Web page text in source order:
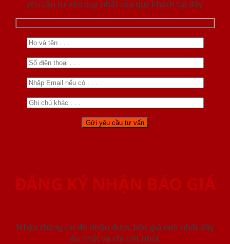
yêu cầu tư vấn duy nhất của quý khách tại đây.
ĐĂNG KÝ NHẬN BÁO GIÁ
Nhập thông tin để nhận được báo giá mới nhât đầy
đủ nhất và chi tiết nhất.